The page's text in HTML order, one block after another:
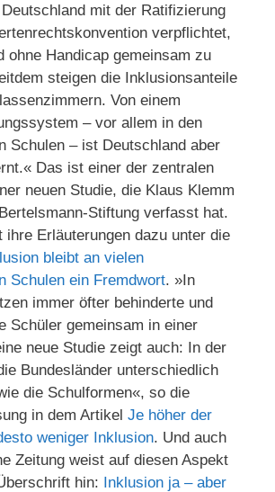
mit der Ratifizierung
verpflichtet,
ohne Handicap gemeinsam zu
steigen die Inklusionsanteile
Von einem
– vor allem in den
Schulen – ist Deutschland aber
Das ist einer der zentralen
neuen Studie, die Klaus Klemm
Stiftung verfasst hat.
ihre Erläuterungen dazu unter die
bleibt an vielen
Schulen ein Fremdwort. »In
immer öfter behinderte und
Schüler gemeinsam in einer
neue Studie zeigt auch: In der
Bundesländer unterschiedlich
die Schulformen«, so die
in dem Artikel Je höher der
weniger Inklusion. Und auch
Zeitung weist auf diesen Aspekt
hin: Inklusion ja – aber